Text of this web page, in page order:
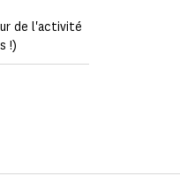
de l'activité
!)